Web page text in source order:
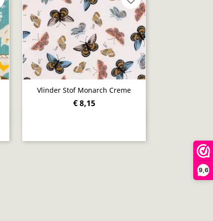
9,6
Vlinder Stof Monarch Creme
€ 8,15